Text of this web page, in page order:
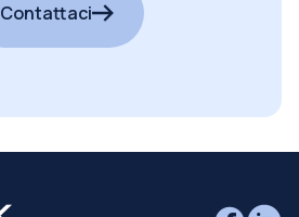
Contattaci